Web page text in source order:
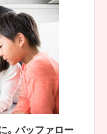
。バッファロー